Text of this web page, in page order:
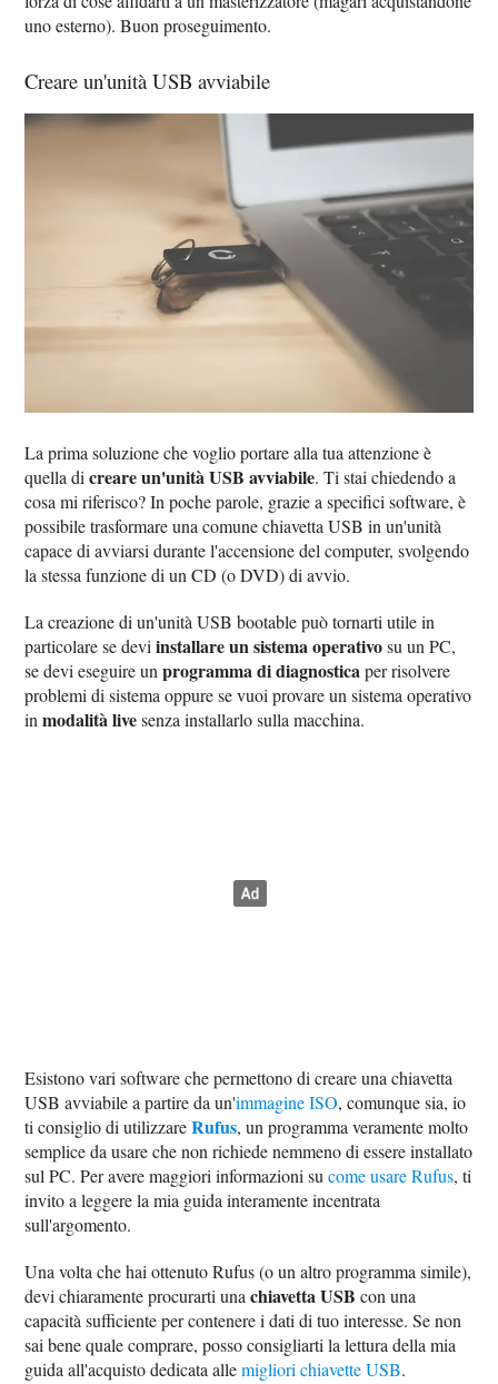
uno esterno). Buon proseguimento.
Creare un'unità USB avviabile
La prima soluzione che voglio portare alla tua attenzione è
quella dicreare un'unità USB avviabile. Ti stai chiedendo a
cosa mi riferisco? In poche parole, grazie a specifici software, è
possibile trasformare una comune chiavetta USB in un'unità
capace di avviarsi durante l'accensione del computer, svolgendo
la stessa funzione di un CD (o DVD) di avvio.
La creazione di un'unità USB bootable può tornarti utile in
particolare se deviinstallare un sistema operativosu un PC,
se devi eseguire unprogramma di diagnosticaper risolvere
problemi di sistema oppure se vuoi provare un sistema operativo
inmodalità livesenza installarlo sulla macchina.
Esistono vari software che permettono di creare una chiavetta
USB avviabile a partire da un'immagine ISO, comunque sia, io
ti consiglio di utilizzareRufus, un programma veramente molto
semplice da usare che non richiede nemmeno di essere installato
sul PC. Per avere maggiori informazioni sucome usare Rufus, ti
invito a leggere la mia guida interamente incentrata
sull'argomento.
Una volta che hai ottenuto Rufus (o un altro programma simile),
devi chiaramente procurarti unachiavetta USB con una
capacità sufficiente per contenere i dati di tuo interesse. Se non
sai bene quale comprare, posso consigliarti la lettura della mia
guida all'acquisto dedicata allemigliori chiavette USB.